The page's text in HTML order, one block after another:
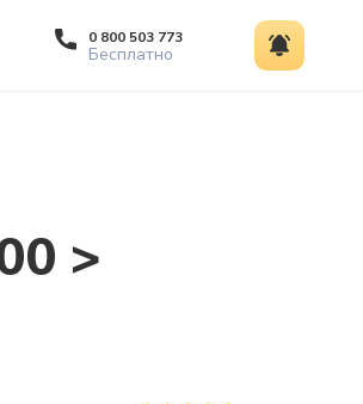
0 800 503 773
Бесплатно
>